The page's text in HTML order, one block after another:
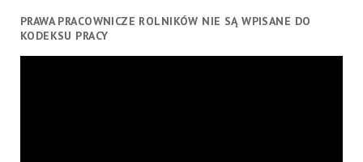
PRAWA PRACOWNICZE ROLNIKÓW NIE SĄ WPISANE DO
KODEKSU PRACY